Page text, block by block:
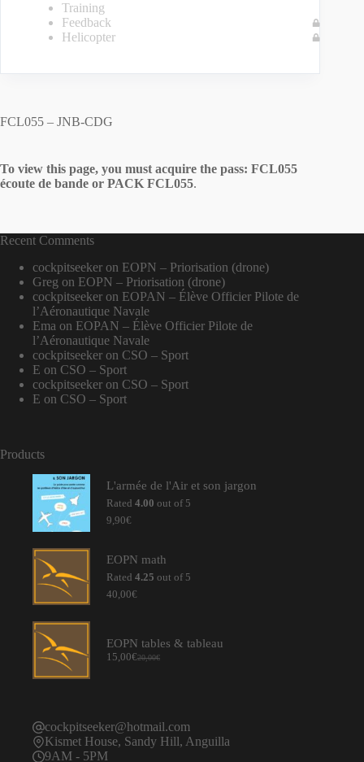
FCL055 – JNB-CDG
To view this page, you must acquire the pass: FCL055
écoute de bande or PACK FCL055.
Training
Feedback
Helicopter
Recent Comments
cockpitseeker on EOPN – Priorisation (drone)
Greg on EOPN – Priorisation (drone)
cockpitseeker on EOPAN – Élève Officier Pilote de
l’Aéronautique Navale
Ema on EOPAN – Élève Officier Pilote de
l’Aéronautique Navale
cockpitseeker on CSO – Sport
E on CSO – Sport
cockpitseeker on CSO – Sport
E on CSO – Sport
Products
L'armée de l'Air et son jargon
Rated 4.00 out of 5
9,90€
EOPN math
Rated 4.25 out of 5
40,00€
EOPN tables & tableau
20,00€
Original
15,00€Current
cockpitseeker@hotmail.com
Kismet House, Sandy Hill, Anguilla
9AM - 5PM